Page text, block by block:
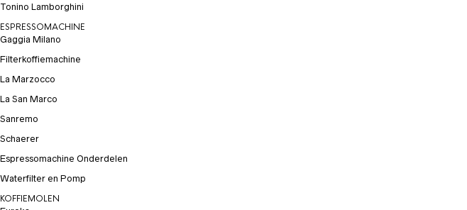
Tonino Lamborghini
ESPRESSOMACHINE
Gaggia Milano
Filterkoffiemachine
La Marzocco
La San Marco
Sanremo
Schaerer
Espressomachine Onderdelen
Waterfilter en Pomp
KOFFIEMOLEN